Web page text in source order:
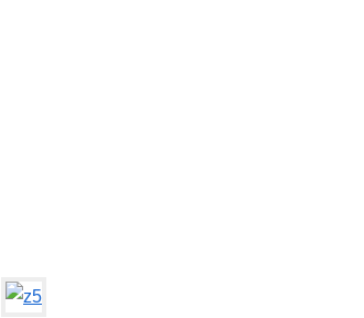
でやる隊はそれぞれどの位いるんだろうか特